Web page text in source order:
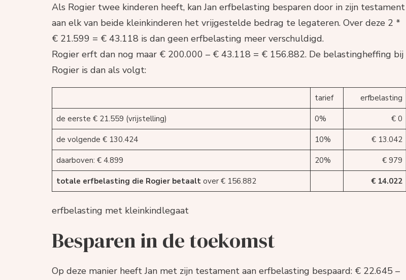
Als Rogier twee kinderen heeft, kan Jan erfbelasting besparen door in zijn testament
aan elk van beide kleinkinderen het vrijgestelde bedrag te legateren. Over deze 2 *
€ 21.599 = € 43.118 is dan geen erfbelasting meer verschuldigd.
Rogier erft dan nog maar € 200.000 – € 43.118 = € 156.882. De belastingheffing bij
Rogier is dan als volgt:
tarief erfbelasting
de eerste € 21.559 (vrijstelling) 0% € 0
de volgende € 130.424 10% € 13.042
daarboven: € 4.899 20% € 979
totale erfbelasting die Rogier betaaltover € 156.882 € 14.022
erfbelasting met kleinkindlegaat
Besparen in de toekomst
Op deze manier heeft Jan met zijn testament aan erfbelasting bespaard: € 22.645 –